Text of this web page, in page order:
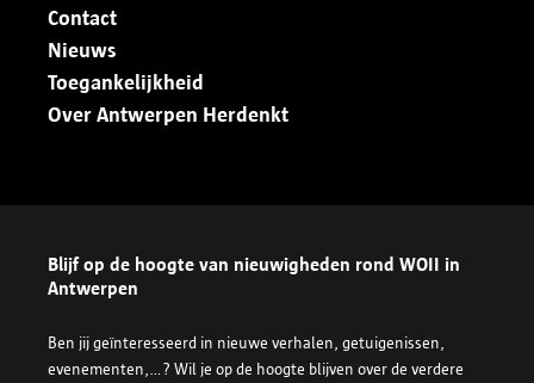
Contact
Nieuws
Toegankelijkheid
Over Antwerpen Herdenkt
Blijf op de hoogte van nieuwigheden rond WOII in
Antwerpen
Ben jij geïnteresseerd in nieuwe verhalen, getuigenissen,
evenementen,...? Wil je op de hoogte blijven over de verdere